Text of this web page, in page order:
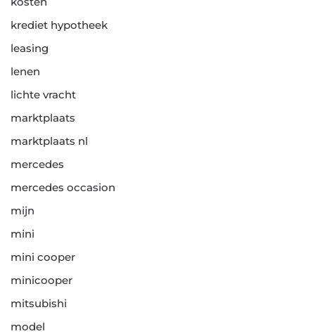
krediet hypotheek
leasing
lenen
lichte vracht
marktplaats
marktplaats nl
mercedes
mercedes occasion
mijn
mini
mini cooper
minicooper
mitsubishi
model